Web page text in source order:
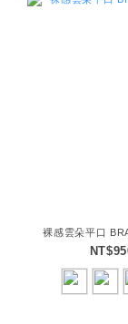
裸感雲朵平口